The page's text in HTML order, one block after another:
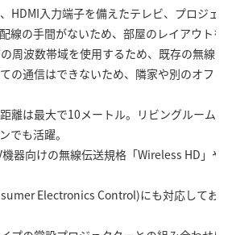
HDMI入力端子を備えたテレビ、プロジェ
線の手間がないため、部屋のレイアウトを
周波数帯域を使用するため、既存の無線
の通信はできないため、隣家や別のオフ
離は最大で10メートル。リビングルーム
でも活躍。
機器向けの無線伝送規格「Wireless HD」や
Electronics Control)にも対応してお